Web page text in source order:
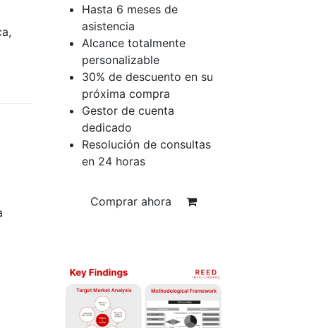
Hasta 6 meses de
asistencia
Alcance totalmente
personalizable
30% de descuento en su
próxima compra
Gestor de cuenta
dedicado
Resolución de consultas
en 24 horas
Comprar ahora